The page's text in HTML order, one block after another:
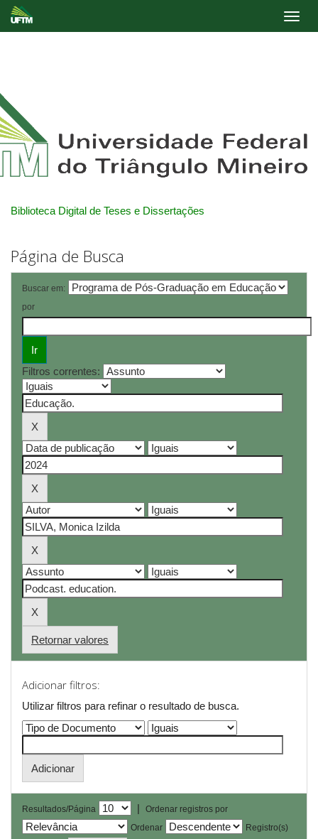
Biblioteca Digital de Teses e Dissertações
Página de Busca
Buscar em:
por
Filtros correntes:
Retornar valores
Adicionar filtros:
Utilizar filtros para refinar o resultado de busca.
Resultados/Página |
Ordenar registros por
Ordenar
Registro(s)